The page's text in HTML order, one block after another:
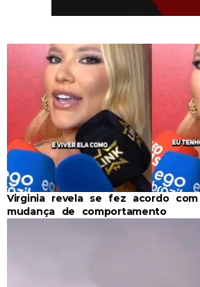
Virginia revela se fez acordo
mudança de comportamento